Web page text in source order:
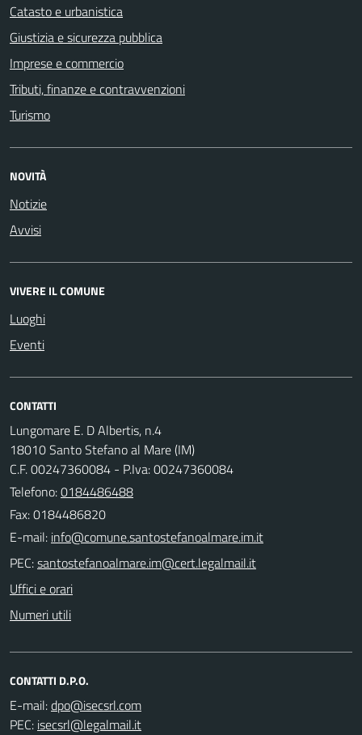
Catasto e urbanistica
Giustizia e sicurezza pubblica
Imprese e commercio
Tributi, finanze e contravvenzioni
Turismo
NOVITÀ
Notizie
Avvisi
VIVERE IL COMUNE
Luoghi
Eventi
CONTATTI
Lungomare E. D Albertis, n.4
18010 Santo Stefano al Mare (IM)
C.F. 00247360084 - P.Iva: 00247360084
Telefono:0184486488
Fax: 0184486820
E-mail:
PEC:
Uffici e orari
Numeri utili
CONTATTI D.P.O.
E-mail:
PEC: